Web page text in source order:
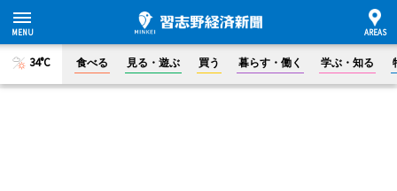
34°C 食べる 見る・遊ぶ 買う 暮らす・働く 学ぶ・知る